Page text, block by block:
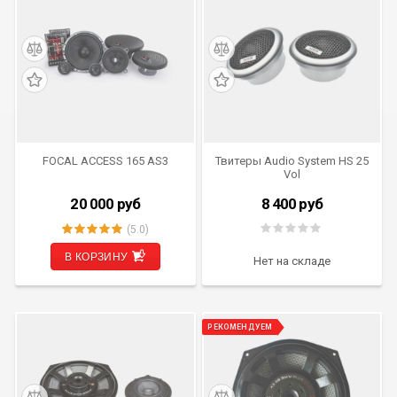
FOCAL ACCESS 165 AS3
20 000 руб
(5.0)
В КОРЗИНУ
Твитеры Audio System HS 25
Vol
8 400 руб
Нет на складе